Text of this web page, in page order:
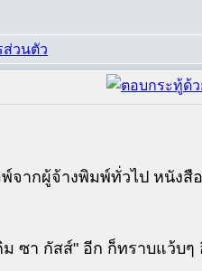
จากผู้จ้างพิมพ์ทั่วไป หนังสื
ซา กัสส์" อีก ก็ทราบแว้บๆ